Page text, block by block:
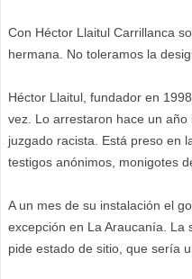
Con Héctor Llaitul Carrillanca
hermana. No toleramos la
Héctor Llaitul, fundador en
vez. Lo arrestaron hace un
juzgado racista. Está preso en
testigos anónimos, monigotes
A un mes de su instalación el
excepción en La Araucanía. La
pide estado de sitio, que sería